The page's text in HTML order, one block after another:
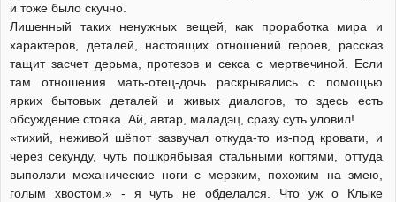
и тоже было скучно.
Лишенный таких ненужных вещей, как проработка мира и
характеров, деталей, настоящих отношений героев, рассказ
тащит засчет дерьма, протезов и секса с мертвечиной. Если
там отношения мать-отец-дочь раскрывались с помощью
ярких бытовых деталей и живых диалогов, то здесь есть
обсуждение стояка. Ай, автар, маладэц, сразу суть уловил!
«тихий, неживой шёпот зазвучал откуда-то из-под кровати, и
через секунду, чуть пошкрябывая стальными когтями, оттуда
выползли механические ноги с мерзким, похожим на змею,
голым хвостом.» - я чуть не обделался. Что уж о Клыке